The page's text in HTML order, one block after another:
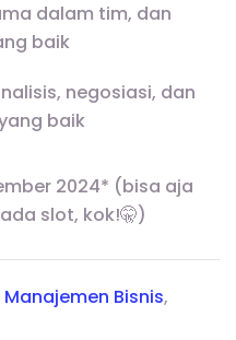
dalam tim, dan
baik
negosiasi, dan
baik
2024* (bisa aja
slot, kok!🤫)
Manajemen Bisnis,